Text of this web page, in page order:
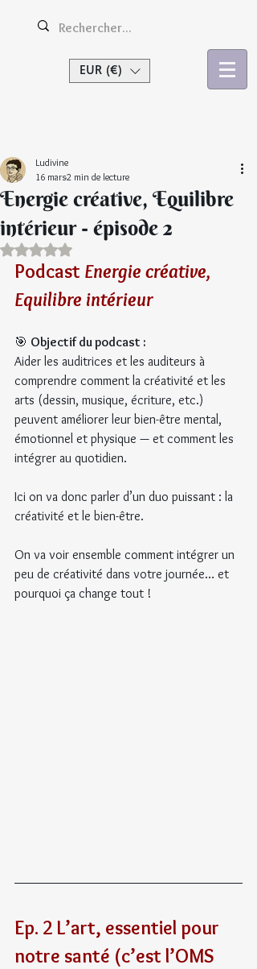
EUR (€)
Energie créative, Equilibre
intérieur - épisode 2
Ludivine
16 mars2 min de lecture
Noté NaN étoiles sur 5.
Podcast Energie créative,
Equilibre intérieur
🎯 Objectif du podcast :
Aider les auditrices et les auditeurs à
comprendre comment la créativité et les
arts (dessin, musique, écriture, etc.)
peuvent améliorer leur bien-être mental,
émotionnel et physique — et comment les
intégrer au quotidien.
Ici on va donc parler d’un duo puissant : la
créativité et le bien-être.
On va voir ensemble comment intégrer un
peu de créativité dans votre journée… et
pourquoi ça change tout !
Ep. 2 L’art, essentiel pour
notre santé (c’est l’OMS